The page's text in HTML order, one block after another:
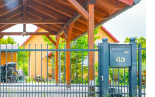
zoom in